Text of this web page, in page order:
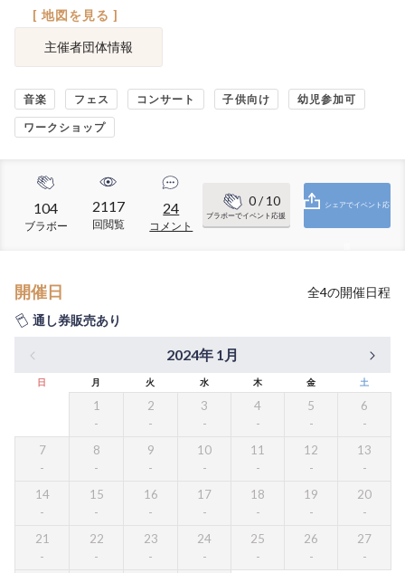
[ 地図を見る ]
主催者団体情報
音楽 フェス コンサート 子供向け 幼児参加可
ワークショップ
104
ブラボー
2117
回閲覧
24
コメント
0/ 10
ブラボーでイベント応援
シェアでイベント応
開催日 全4の開催日程
通し券販売あり
2024年 1月
日 月 火 水 木 金 土
1 2 3 4 5 6
7 8 9 10 11 12 13
14 15 16 17 18 19 20
21 22 23 24 25 26 27